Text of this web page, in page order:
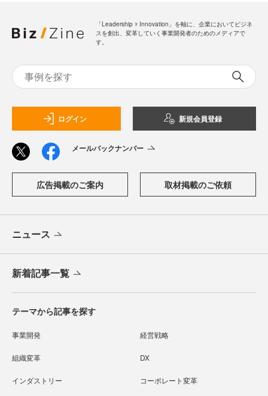
「Leadership ☓ Innovation」を軸に、企業においてビジネ
スを創出、変革していく事業開発者のためのメディアで
す。
ログイン 新規会員登録
メールバックナンバー
広告掲載のご案内 取材掲載のご依頼
ニュース
新着記事一覧
テーマから記事を探す
事業開発 経営戦略
組織変革 DX
インダストリー コーポレート変革